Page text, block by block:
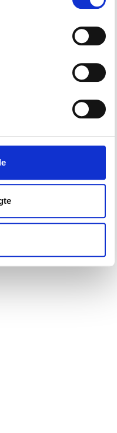
som f.eks.
og sammenholdet,
beregningerne har
glansbillede
man